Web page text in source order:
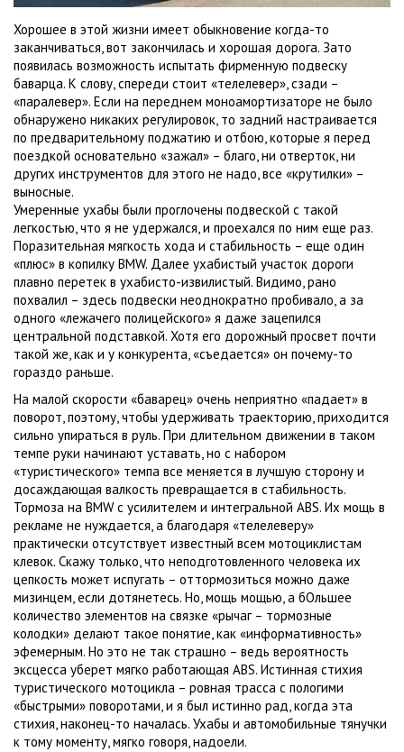
Хорошее в этой жизни имеет обыкновение когда-то
заканчиваться, вот закончилась и хорошая дорога. Зато
появилась возможность испытать фирменную подвеску
баварца. К слову, спереди стоит «телелевер», сзади –
«паралевер». Если на переднем моноамортизаторе не было
обнаружено никаких регулировок, то задний настраивается
по предварительному поджатию и отбою, которые я перед
поездкой основательно «зажал» – благо, ни отверток, ни
других инструментов для этого не надо, все «крутилки» –
выносные.
Умеренные ухабы были проглочены подвеской с такой
легкостью, что я не удержался, и проехался по ним еще раз.
Поразительная мягкость хода и стабильность – еще один
«плюс» в копилку BMW. Далее ухабистый участок дороги
плавно перетек в ухабисто-извилистый. Видимо, рано
похвалил – здесь подвески неоднократно пробивало, а за
одного «лежачего полицейского» я даже зацепился
центральной подставкой. Хотя его дорожный просвет почти
такой же, как и у конкурента, «съедается» он почему-то
гораздо раньше.
На малой скорости «баварец» очень неприятно «падает» в
поворот, поэтому, чтобы удерживать траекторию, приходится
сильно упираться в руль. При длительном движении в таком
темпе руки начинают уставать, но с набором
«туристического» темпа все меняется в лучшую сторону и
досаждающая валкость превращается в стабильность.
Тормоза на BMW с усилителем и интегральной ABS. Их мощь в
рекламе не нуждается, а благодаря «телелеверу»
практически отсутствует известный всем мотоциклистам
клевок. Скажу только, что неподготовленного человека их
цепкость может испугать – оттормозиться можно даже
мизинцем, если дотянетесь. Но, мощь мощью, а бОльшее
количество элементов на связке «рычаг – тормозные
колодки» делают такое понятие, как «информативность»
эфемерным. Но это не так страшно – ведь вероятность
эксцесса уберет мягко работающая ABS. Истинная стихия
туристического мотоцикла – ровная трасса с пологими
«быстрыми» поворотами, и я был истинно рад, когда эта
стихия, наконец-то началась. Ухабы и автомобильные тянучки
к тому моменту, мягко говоря, надоели.